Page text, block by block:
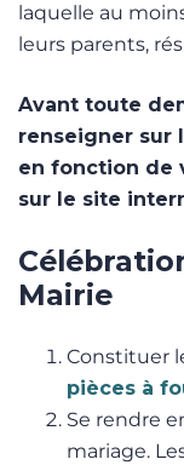
laquelle au
leurs parents,
Avant toute
renseigner sur
en fonction de
sur le site
Mairie
Constituer
pièces à
Se rendre
mariage.